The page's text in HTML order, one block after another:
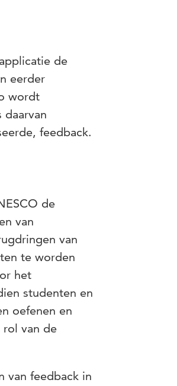
de
eerder
wordt
feedback.
de
van
van
te worden
het
studenten en
oefenen en
van de
van feedback in